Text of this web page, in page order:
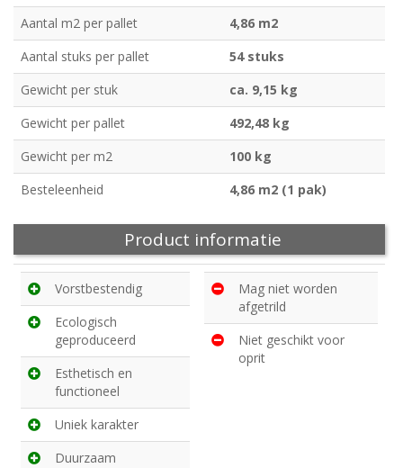
Aantal m2 per pallet
4,86 m2
Aantal stuks per pallet
54 stuks
Gewicht per stuk
ca. 9,15 kg
Gewicht per pallet
492,48 kg
Gewicht per m2
100 kg
Besteleenheid
4,86 m2 (1 pak)
Product informatie
Vorstbestendig
Ecologisch
geproduceerd
Esthetisch en
functioneel
Uniek karakter
Duurzaam
Mag niet worden
afgetrild
Niet geschikt voor
oprit